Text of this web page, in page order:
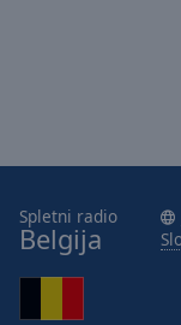
Spletni radio
Belgija